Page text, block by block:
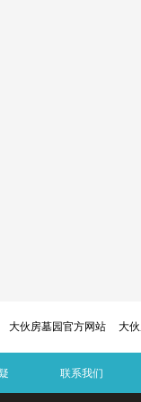
大伙房墓园官方网站 大
联系我们